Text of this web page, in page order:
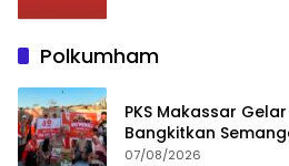
Polkumham
PKS Makassar
Bangkitkan
Tallo
07/08/2026